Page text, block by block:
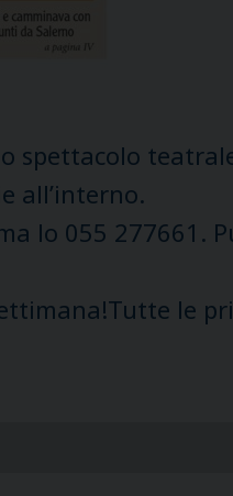
spettacolo
all’interno.
lo 055 277661.
le